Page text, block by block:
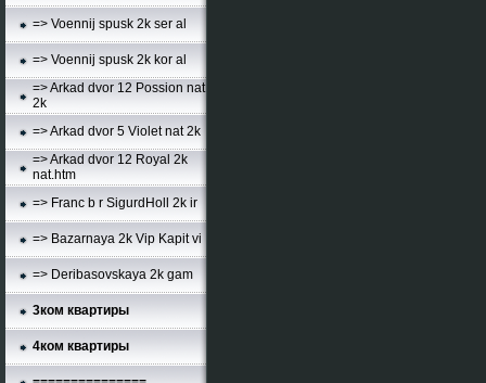
=> Voennij spusk 2k ser al
=> Voennij spusk 2k kor al
=> Arkad dvor 12 Possion nat
2k
=> Arkad dvor 5 Violet nat 2k
=> Arkad dvor 12 Royal 2k
nat.htm
=> Franc b r SigurdHoll 2k ir
=> Bazarnaya 2k Vip Kapit vi
=> Deribasovskaya 2k gam
3ком квартиры
4ком квартиры